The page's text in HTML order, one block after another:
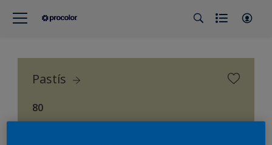
Pastís
80
Procolor Selección (Procolor Interior)